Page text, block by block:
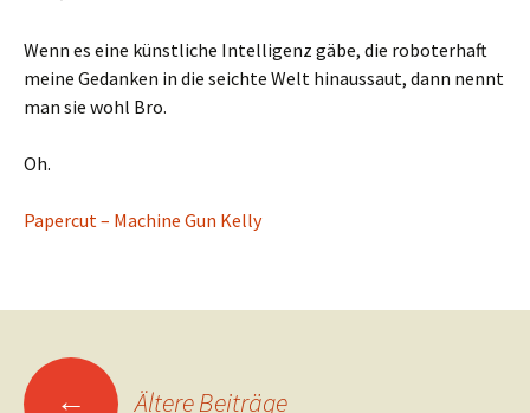
Wenn es eine künstliche Intelligenz gäbe, die roboterhaft
meine Gedanken in die seichte Welt hinaussaut, dann nennt
man sie wohl Bro.
Oh.
Papercut – Machine Gun Kelly
Beitragsnavigation
← Ältere Beiträge